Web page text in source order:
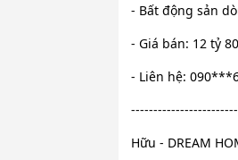
- Bất động sản
- Giá bán: 12 tỷ
- Liên hệ:
Hữu - DREAM